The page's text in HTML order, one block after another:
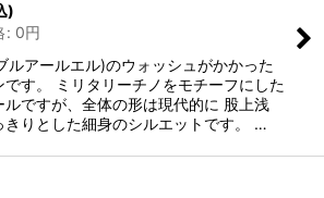
)
: 0円
ルアールエル)のウォッシュがかかった
です。 ミリタリーチノをモチーフにした
ルですが、全体の形は現代的に 股上浅
きりとした細身のシルエットです。 …